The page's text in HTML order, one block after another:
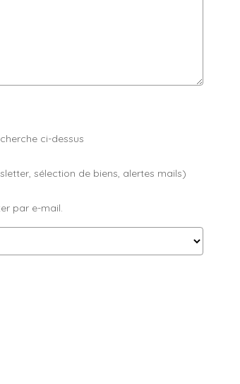
ci-dessus
sélection de biens, alertes mails)
par e-mail.